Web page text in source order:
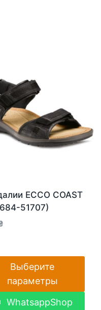
ECCO COAST
51707)
Выберите
параметры
WhatsappShop